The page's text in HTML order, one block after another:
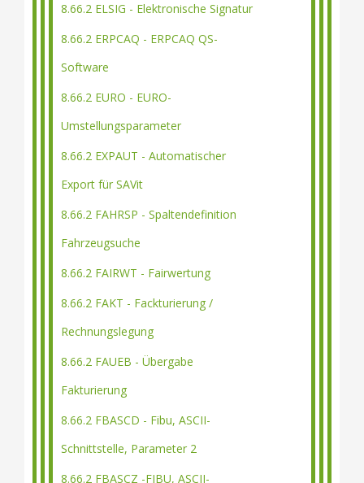
8.66.2 ELSIG - Elektronische Signatur
8.66.2 ERPCAQ - ERPCAQ QS-
Software
8.66.2 EURO - EURO-
Umstellungsparameter
8.66.2 EXPAUT - Automatischer
Export für SAVit
8.66.2 FAHRSP - Spaltendefinition
Fahrzeugsuche
8.66.2 FAIRWT - Fairwertung
8.66.2 FAKT - Fackturierung /
Rechnungslegung
8.66.2 FAUEB - Übergabe
Fakturierung
8.66.2 FBASCD - Fibu, ASCII-
Schnittstelle, Parameter 2
8.66.2 FBASCZ -FIBU, ASCII-